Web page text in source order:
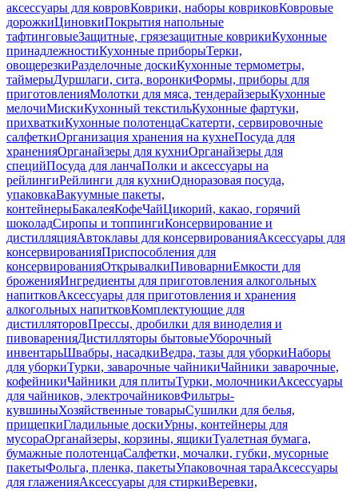
аксессуары для ковровКоврики, наборы ковриковКовровые
дорожкиЦиновкиПокрытия напольные
тафтинговыеЗащитные, грязезащитные коврикиКухонные
принадлежностиКухонные приборыТерки,
овощерезкиРазделочные доскиКухонные термометры,
таймерыДуршлаги, сита, воронкиФормы, приборы для
приготовленияМолотки для мяса, тендерайзерыКухонные
мелочиМискиКухонный текстильКухонные фартуки,
прихваткиКухонные полотенцаСкатерти, сервировочные
салфеткиОрганизация хранения на кухнеПосуда для
храненияОрганайзеры для кухниОрганайзеры для
специйПосуда для ланчаПолки и аксессуары на
рейлингиРейлинги для кухниОдноразовая посуда,
упаковкаВакуумные пакеты,
контейнерыБакалеяКофеЧайЦикорий, какао, горячий
шоколадСиропы и топпингиКонсервирование и
дистилляцияАвтоклавы для консервированияАксессуары для
консервированияПриспособления для
консервированияОткрывалкиПивоварниЕмкости для
броженияИнгредиенты для приготовления алкогольных
напитковАксессуары для приготовления и хранения
алкогольных напитковКомплектующие для
дистилляторовПрессы, дробилки для виноделия и
пивоваренияДистилляторы бытовыеУборочный
инвентарьШвабры, насадкиВедра, тазы для уборкиНаборы
для уборкиТурки, заварочные чайникиЧайники заварочные,
кофейникиЧайники для плитыТурки, молочникиАксессуары
для чайников, электрочайниковФильтры-
кувшиныХозяйственные товарыСушилки для белья,
прищепкиГладильные доскиУрны, контейнеры для
мусораОрганайзеры, корзины, ящикиТуалетная бумага,
бумажные полотенцаСалфетки, мочалки, губки, мусорные
пакетыФольга, пленка, пакетыУпаковочная тараАксессуары
для глаженияАксессуары для стиркиВеревки,